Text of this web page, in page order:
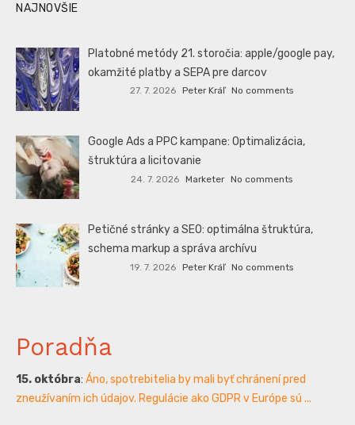
NAJNOVŠIE
Platobné metódy 21. storočia: apple/google pay,
okamžité platby a SEPA pre darcov
27. 7. 2026 Peter Kráľ No comments
Google Ads a PPC kampane: Optimalizácia,
štruktúra a licitovanie
24. 7. 2026 Marketer No comments
Petičné stránky a SEO: optimálna štruktúra,
schema markup a správa archívu
19. 7. 2026 Peter Kráľ No comments
Poradňa
15. októbra: Áno, spotrebitelia by mali byť chránení pred
zneužívaním ich údajov. Regulácie ako GDPR v Európe sú ...